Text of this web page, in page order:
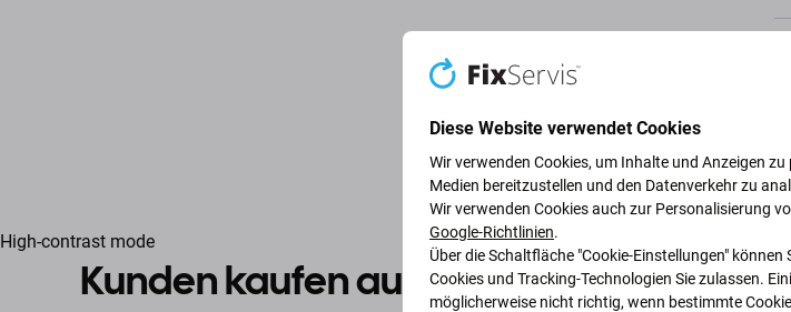
High-contrast mode
Kunden kaufen auch
Diese Website verwendet Cookies
Wir verwenden Cookies, um Inhalte und Anzeigen
Medien bereitzustellen und den Datenverkehr zu
Wir verwenden Cookies auch zur Personalisierung
Google-Richtlinien.
Über die Schaltfläche "Cookie-Einstellungen"
Cookies und Tracking-Technologien Sie zulassen.
möglicherweise nicht richtig, wenn bestimmte